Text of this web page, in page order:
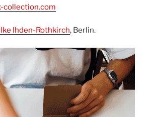
collection.com
Ihden-Rothkirch, Berlin.